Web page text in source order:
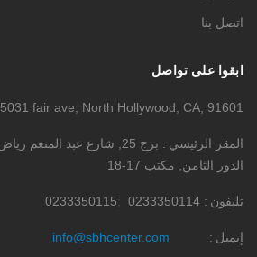
اتصل بنا
ابقوا على تواصل
5031 fair ave, North Hollywood, CA, 91601
المقر الرئيسي
برج 25, شارع عبد المنعم
الدور الثامن, مكتب 17-18
تليفون 0233350114
0233350115
إيميل info@sbhcenter.com